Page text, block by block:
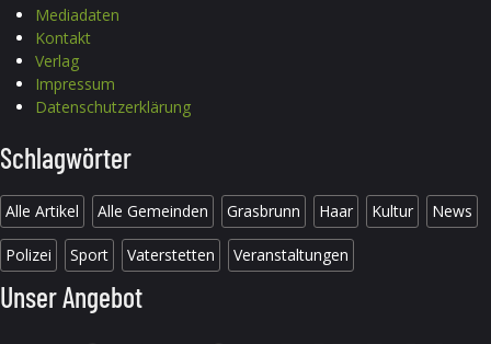
Mediadaten
Kontakt
Verlag
Impressum
Datenschutzerklärung
Schlagwörter
Alle Artikel Alle Gemeinden Grasbrunn Haar Kultur News
Polizei Sport Vaterstetten Veranstaltungen
Unser Angebot